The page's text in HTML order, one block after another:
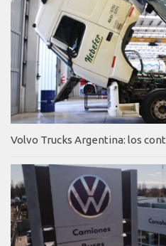
Volvo Trucks Argentina: los